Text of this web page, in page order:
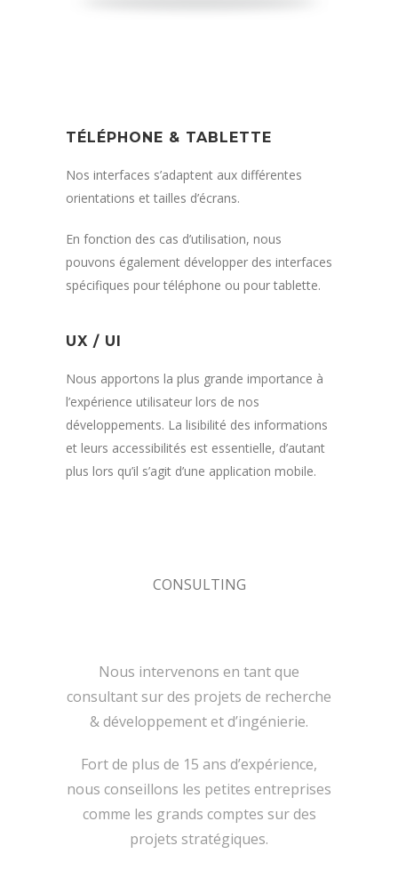
TÉLÉPHONE & TABLETTE
Nos interfaces s’adaptent aux différentes
orientations et tailles d’écrans.
En fonction des cas d’utilisation, nous
pouvons également développer des interfaces
spécifiques pour téléphone ou pour tablette.
UX / UI
Nous apportons la plus grande importance à
l’expérience utilisateur lors de nos
développements. La lisibilité des informations
et leurs accessibilités est essentielle, d’autant
plus lors qu’il s’agit d’une application mobile.
CONSULTING
Nous intervenons en tant que
consultant sur des projets de recherche
& développement et d’ingénierie.
Fort de plus de 15 ans d’expérience,
nous conseillons les petites entreprises
comme les grands comptes sur des
projets stratégiques.